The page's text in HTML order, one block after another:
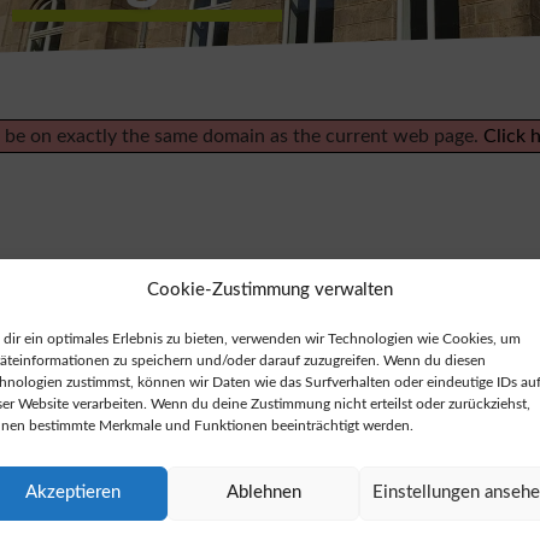
Cookie-Zustimmung verwalten
dir ein optimales Erlebnis zu bieten, verwenden wir Technologien wie Cookies, um
zu speichern und/oder darauf zuzugreifen. Wenn du diesen
zustimmst, können wir Daten wie das Surfverhalten oder eindeutige IDs auf
Website verarbeiten. Wenn du deine Zustimmung nicht erteilst oder zurückziehst,
bestimmte Merkmale und Funktionen beeinträchtigt werden.
Akzeptieren Ablehnen Einstellungen
on exactly the same domain as the current web page. Click